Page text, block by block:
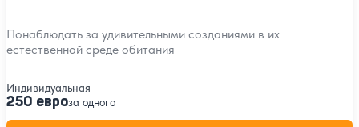
Понаблюдать за удивительными созданиями в их
естественной среде обитания
Индивидуальная
250 евроза одного